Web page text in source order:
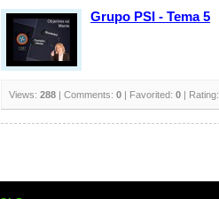
Grupo PSI - Tema 5
Views: 288 | Comments: 0 | Favorited: 0 | Rating: